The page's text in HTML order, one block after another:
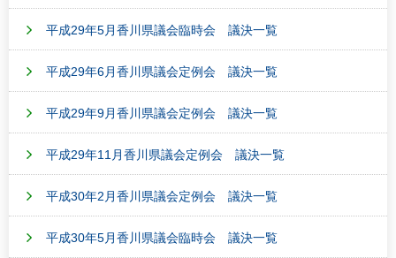
平成29年5月香川県議会臨時会 議決一覧
平成29年6月香川県議会定例会 議決一覧
平成29年9月香川県議会定例会 議決一覧
平成29年11月香川県議会定例会 議決一覧
平成30年2月香川県議会定例会 議決一覧
平成30年5月香川県議会臨時会 議決一覧